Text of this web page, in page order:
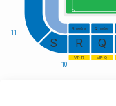
R nedre Q nedre
VIP R VIP Q
Q
R
S
10
11